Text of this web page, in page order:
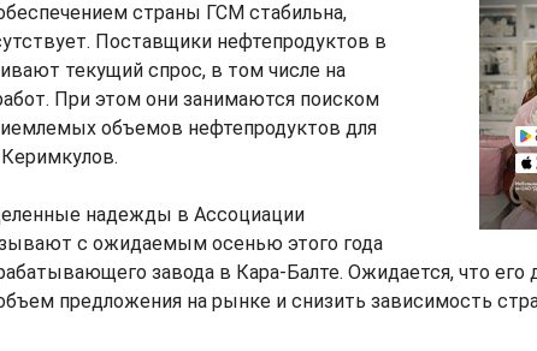
страны ГСМ стабильна,
Поставщики нефтепродуктов в
текущий спрос, в том числе на
При этом они занимаются поиском
объемов нефтепродуктов для
надежды в Ассоциации
с ожидаемым осенью этого года
завода в Кара-Балте. Ожидается, что его
предложения на рынке и снизить зависимость